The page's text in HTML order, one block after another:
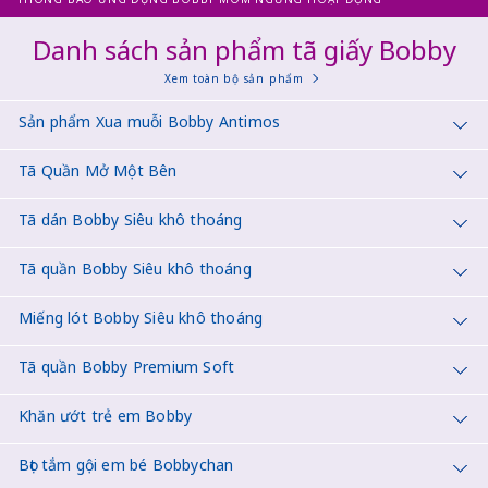
Danh sách sản phẩm tã giấy Bobby
Xem toàn bộ sản phẩm
Sản phẩm Xua muỗi Bobby Antimos
Tã Quần Mở Một Bên
Tã dán Bobby Siêu khô thoáng
Tã quần Bobby Siêu khô thoáng
Miếng lót Bobby Siêu khô thoáng
Tã quần Bobby Premium Soft
Khăn ướt trẻ em Bobby
Bọt tắm gội em bé Bobbychan